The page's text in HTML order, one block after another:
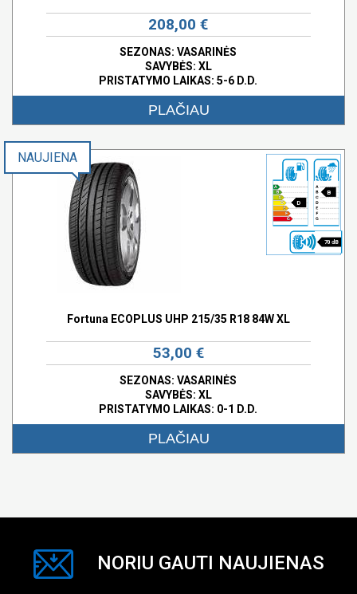
208,00 €
SEZONAS: VASARINĖS
SAVYBĖS: XL
PRISTATYMO LAIKAS: 5-6 D.D.
PLAČIAU
D
B
70 dB
NAUJIENA
Fortuna ECOPLUS UHP 215/35 R18 84W XL
53,00 €
SEZONAS: VASARINĖS
SAVYBĖS: XL
PRISTATYMO LAIKAS: 0-1 D.D.
PLAČIAU
NORIU GAUTI NAUJIENAS